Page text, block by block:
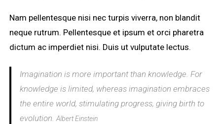
Nam pellentesque nisi nec turpis viverra, non blandit
neque rutrum. Pellentesque et ipsum et orci pharetra
dictum ac imperdiet nisi. Duis ut vulputate lectus.
Imagination is more important than knowledge. For
knowledge is limited, whereas imagination embraces
the entire world, stimulating progress, giving birth to
evolution.Albert Einstein